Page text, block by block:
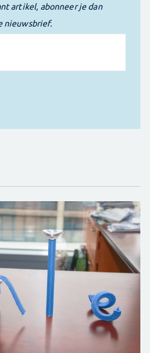
artikel, abonneer je dan
nieuwsbrief.